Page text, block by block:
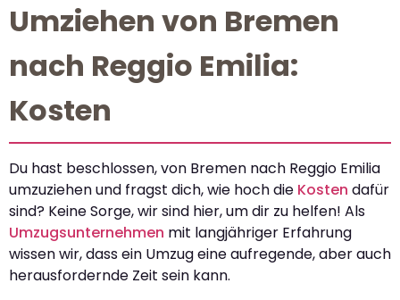
Umziehen von Bremen
nach Reggio Emilia:
Kosten
Du hast beschlossen, von Bremen nach Reggio Emilia
umzuziehen und fragst dich, wie hoch die Kosten dafür
sind? Keine Sorge, wir sind hier, um dir zu helfen! Als
Umzugsunternehmen mit langjähriger Erfahrung
wissen wir, dass ein Umzug eine aufregende, aber auch
herausfordernde Zeit sein kann.